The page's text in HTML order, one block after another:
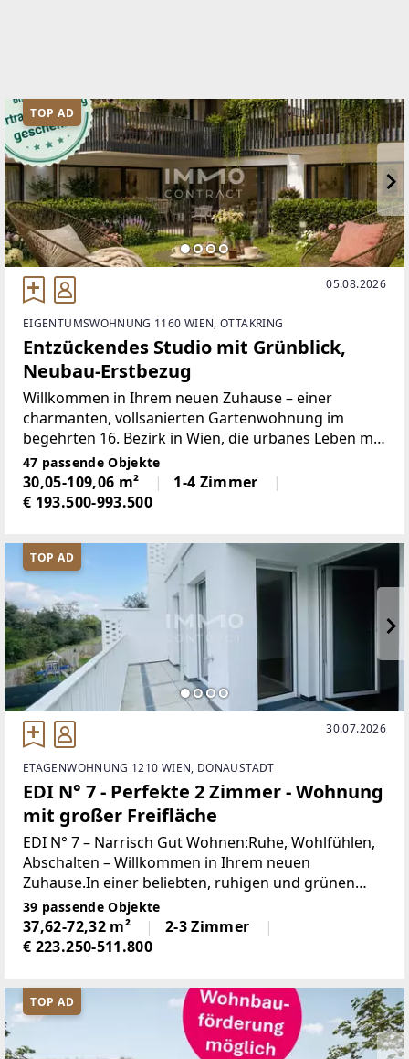
TOP AD
05.08.2026
EIGENTUMSWOHNUNG 1160 WIEN, OTTAKRING
Entzückendes Studio mit Grünblick,
Neubau-Erstbezug
Willkommen in Ihrem neuen Zuhause – einer
charmanten, vollsanierten Gartenwohnung im
begehrten 16. Bezirk in Wien, die urbanes Leben mit
entspannter Naturverbundenheit verbindet. Diese
attraktive 1-Zimmer-Wohnung mit einer Wohnfläche
von 30,05 m² bietet
47 passende Objekte
30,05-109,06 m²
1-4 Zimmer
€ 193.500-993.500
TOP AD
30.07.2026
ETAGENWOHNUNG 1210 WIEN, DONAUSTADT
EDI N° 7 - Perfekte 2 Zimmer - Wohnung
mit großer Freifläche
EDI N° 7 – Narrisch Gut Wohnen:Ruhe, Wohlfühlen,
Abschalten – Willkommen in Ihrem neuen
Zuhause.In einer beliebten, ruhigen und grünen
Wohngegend erwartet Sie eine dreigeschossige
Wohnanlage mit Eigentumswohnungen, die Sie
ankommen lassen
39 passende Objekte
37,62-72,32 m²
2-3 Zimmer
€ 223.250-511.800
TOP AD